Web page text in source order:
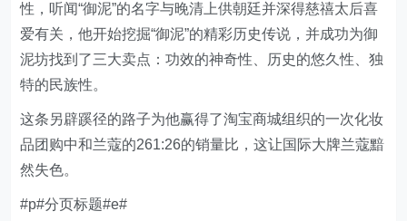
性，听闻“御泥”的名字与晚清上供朝廷并深得慈禧太后喜
爱有关，他开始挖掘“御泥”的精彩历史传说，并成功为御
泥坊找到了三大卖点：功效的神奇性、历史的悠久性、独
特的民族性。
这条另辟蹊径的路子为他赢得了淘宝商城组织的一次化妆
品团购中和兰蔻的261:26的销量比，这让国际大牌兰蔻黯
然失色。
#p#分页标题#e#